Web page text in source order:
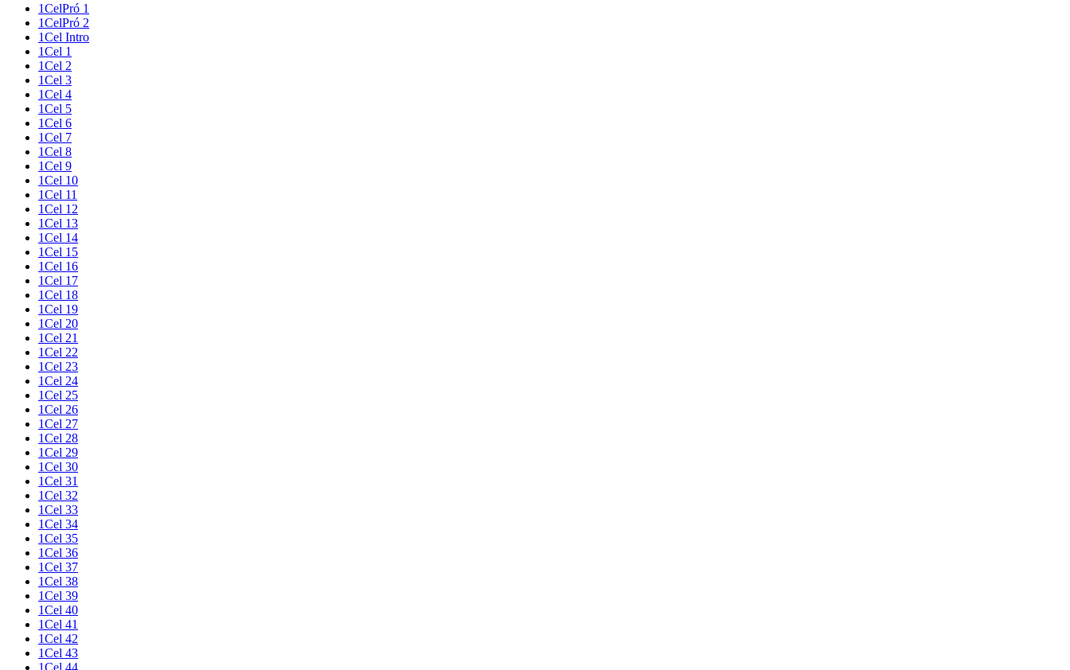
1CelPró 1
1CelPró 2
1Cel Intro
1Cel 1
1Cel 2
1Cel 3
1Cel 4
1Cel 5
1Cel 6
1Cel 7
1Cel 8
1Cel 9
1Cel 10
1Cel 11
1Cel 12
1Cel 13
1Cel 14
1Cel 15
1Cel 16
1Cel 17
1Cel 18
1Cel 19
1Cel 20
1Cel 21
1Cel 22
1Cel 23
1Cel 24
1Cel 25
1Cel 26
1Cel 27
1Cel 28
1Cel 29
1Cel 30
1Cel 31
1Cel 32
1Cel 33
1Cel 34
1Cel 35
1Cel 36
1Cel 37
1Cel 38
1Cel 39
1Cel 40
1Cel 41
1Cel 42
1Cel 43
1Cel 44